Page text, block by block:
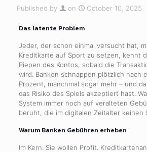
Published by on October 10, 2025
Das latente Problem
Jeder, der schon einmal versucht hat,
Kreditkarte auf Sport zu setzen, kennt
Piepen des Kontos, sobald die
wird. Banken schnappen plötzlich nach
Prozent, manchmal sogar mehr – und
das Risiko des Spiels akzeptiert hast.
System immer noch auf veralteten
beruht, die im digitalen Zeitalter keinen
Warum Banken Gebühren erheben
Im Kern: Sie wollen Profit.